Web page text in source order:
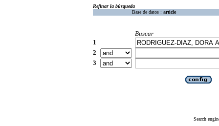
Refinar la búsqueda
Base de datos : article
Buscar
1
2
3
Search